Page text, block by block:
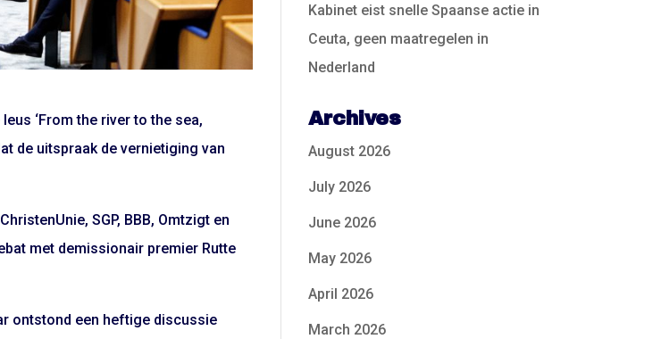
‘From the river to the sea,
de uitspraak de vernietiging van
SGP, BBB, Omtzigt en
met demissionair premier Rutte
ontstond een heftige discussie
Kabinet eist snelle Spaanse actie in
Ceuta, geen maatregelen in
Nederland
Archives
August 2026
July 2026
June 2026
May 2026
April 2026
March 2026